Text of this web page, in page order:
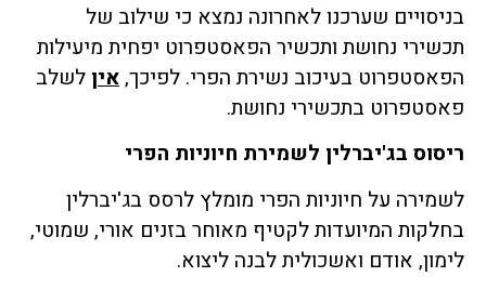
בניסויים שערכנו לאחרונה נמצא כי שילוב של
תכשירי נחושת ותכשיר הפאסטפרוט יפחית מיעילות
הפאסטפרוט בעיכוב נשירת הפרי. לפיכך,אין לשלב
פאסטפרוט בתכשירי נחושת.
ריסוס בג'יברלין לשמירת חיוניות הפרי
לשמירה על חיוניות הפרי מומלץ לרסס בג'יברלין
בחלקות המיועדות לקטיף מאוחר בזנים אורי, שמוטי,
לימון, אודם ואשכולית לבנה ליצוא.